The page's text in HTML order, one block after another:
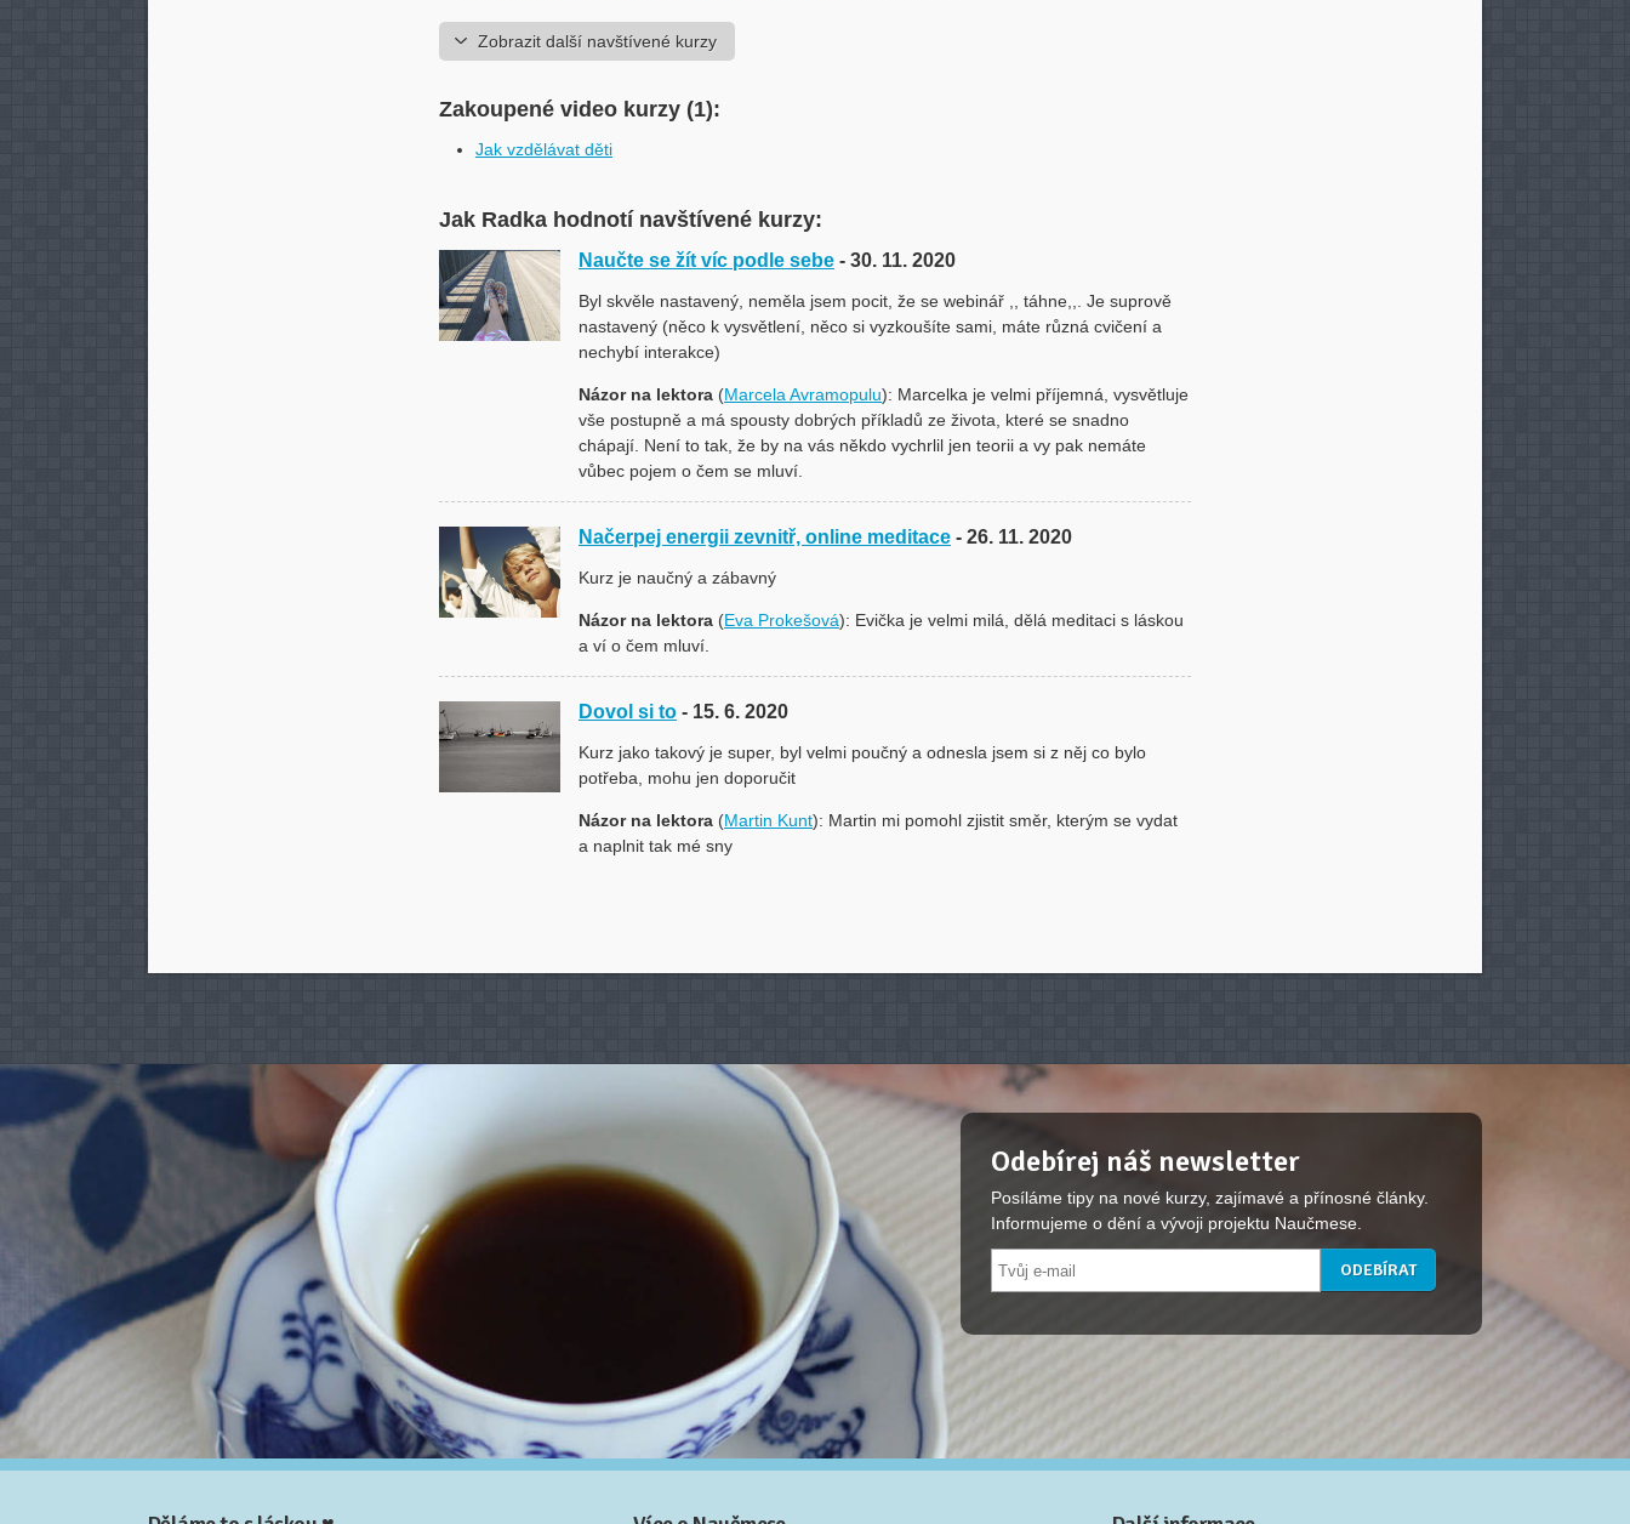
Zobrazit další navštívené kurzy
Zakoupené video kurzy (1):
Jak vzdělávat děti
Jak Radka hodnotí navštívené kurzy:
Naučte se žít víc podle sebe - 30. 11. 2020
Byl skvěle nastavený, neměla jsem pocit, že se webinář ,, táhne,,. Je suprově
nastavený (něco k vysvětlení, něco si vyzkoušíte sami, máte různá cvičení a
nechybí interakce)
Názor na lektora (Marcela Avramopulu): Marcelka je velmi příjemná, vysvětluje
vše postupně a má spousty dobrých příkladů ze života, které se snadno
chápají. Není to tak, že by na vás někdo vychrlil jen teorii a vy pak nemáte
vůbec pojem o čem se mluví.
Načerpej energii zevnitř, online meditace - 26. 11. 2020
Kurz je naučný a zábavný
Názor na lektora (Eva Prokešová): Evička je velmi milá, dělá meditaci s láskou
a ví o čem mluví.
Dovol si to - 15. 6. 2020
Kurz jako takový je super, byl velmi poučný a odnesla jsem si z něj co bylo
potřeba, mohu jen doporučit
Názor na lektora (Martin Kunt): Martin mi pomohl zjistit směr, kterým se vydat
a naplnit tak mé sny
Odebírej náš newsletter
Posíláme tipy na nové kurzy, zajímavé a přínosné články.
Informujeme o dění a vývoji projektu Naučmese.